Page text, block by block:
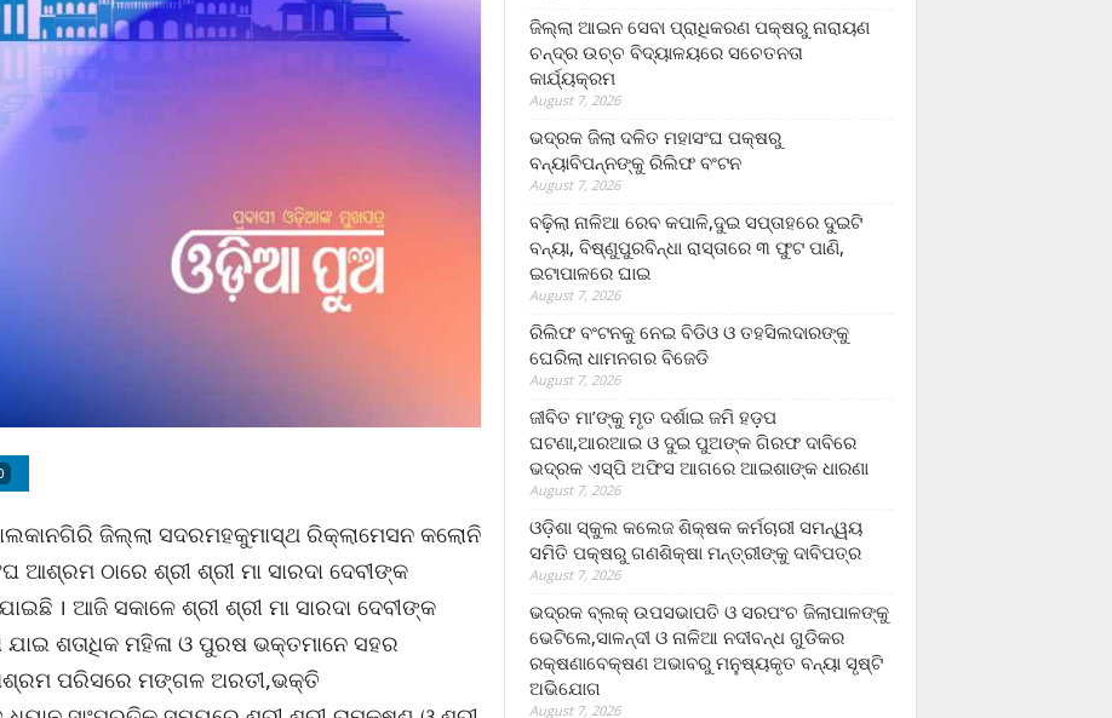
ଜିଲ୍ଲା ସଦରମହକୁମାସ୍ଥ ରିକ୍ଲାମେସନ କଲୋନି
ଆଶ୍ରମ ଠାରେ ଶ୍ରୀ ଶ୍ରୀ ମା ସାରଦା ଦେବୀଙ୍କ
। ଆଜି ସକାଳେ ଶ୍ରୀ ଶ୍ରୀ ମା ସାରଦା ଦେବୀଙ୍କ
ଶତାଧିକ ମହିଳା ଓ ପୁରଷ ଭକ୍ତମାନେ ସହର
ପରିସରେ ମଙ୍ଗଳ ଅରତୀ,ଭକ୍ତି
ଜିଲ୍ଲା ଆଇନ ସେବା ପ୍ରାଧିକରଣ ପକ୍ଷରୁ ନାରାୟଣ
ଚନ୍ଦ୍ର ଉଚ୍ଚ ବିଦ୍ୟାଳୟରେ ସଚେତନତା
କାର୍ଯ୍ୟକ୍ରମ
August 7, 2026
ଭଦ୍ରକ ଜିଲା ଦଳିତ ମହାସଂଘ ପକ୍ଷରୁ
ବନ୍ୟାବିପନ୍ନଙ୍କୁ ରିଲିଫ ବଂଟନ
August 7, 2026
ବଢ଼ିଲା ନାଳିଆ ରେବ କପାଳି,ଦୁଇ ସପ୍ତାହରେ ଦୁଇଟି
ବନ୍ୟା, ବିଷ୍ଣୁପୁରବିନ୍ଧା ରାସ୍ତାରେ ୩ ଫୁଟ ପାଣି,
ଇଟାପାଳରେ ଘାଇ
August 7, 2026
ରିଲିଫ ବଂଟନକୁ ନେଇ ବିଡିଓ ଓ ତହସିଲଦାରଙ୍କୁ
ଘେରିଲା ଧାମନଗର ବିଜେଡି
August 7, 2026
ଜୀବିତ ମା’ଙ୍କୁ ମୃତ ଦର୍ଶାଇ ଜମି ହଡ଼ପ
ଘଟଣା,ଆରଆଇ ଓ ଦୁଇ ପୁଅଙ୍କ ଗିରଫ ଦାବିରେ
ଭଦ୍ରକ ଏସ୍‌ପି ଅଫିସ ଆଗରେ ଆଇଶାଙ୍କ ଧାରଣା
August 7, 2026
ଓଡ଼ିଶା ସ୍କୁଲ କଲେଜ ଶିକ୍ଷକ କର୍ମଚାରୀ ସମନ୍ୱୟ
ସମିତି ପକ୍ଷରୁ ଗଣଶିକ୍ଷା ମନ୍ତ୍ରୀଙ୍କୁ ଦାବିପତ୍ର
August 7, 2026
ଭଦ୍ରକ ବ୍ଲକ୍ ଉପସଭାପତି ଓ ସରପଂଚ ଜିଲାପାଳଙ୍କୁ
ଭେଟିଲେ,ସାଳନ୍ଦୀ ଓ ନାଳିଆ ନଦୀବନ୍ଧ ଗୁଡିକର
ରକ୍ଷଣାବେକ୍ଷଣ ଅଭାବରୁ ମନୁଷ୍ୟକୃତ ବନ୍ୟା ସୃଷ୍ଟି
ଅଭିଯୋଗ
August 7, 2026